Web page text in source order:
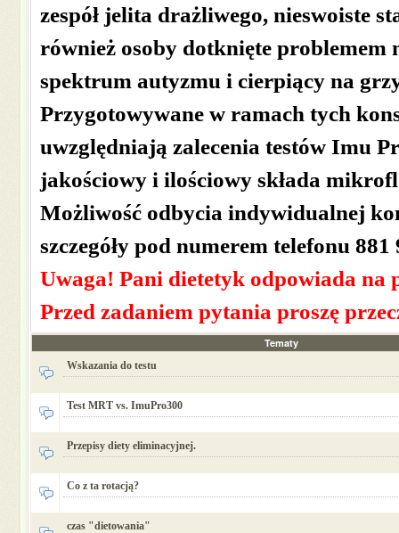
zespół jelita drażliwego, nieswoiste
również osoby dotknięte problemem
spektrum autyzmu i cierpiący na
Przygotowywane w ramach tych
uwzględniają zalecenia testów Imu
jakościowy i ilościowy składa
Możliwość odbycia indywidualnej
szczegóły pod numerem telefonu 881
Uwaga! Pani dietetyk odpowiada na
Przed zadaniem pytania proszę
Tematy
Wskazania do testu
Test MRT vs. ImuPro300
Przepisy diety eliminacyjnej.
Co z ta rotacją?
czas "dietowania"